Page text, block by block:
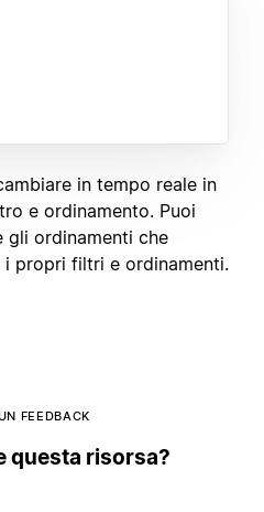
in tempo reale in
e ordinamento. Puoi
ordinamenti che
propri filtri e ordinamenti.
FEEDBACK
questa risorsa?